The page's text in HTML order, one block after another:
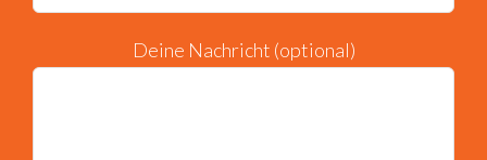
Deine Nachricht (optional)